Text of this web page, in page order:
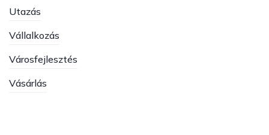
Utazás
Vállalkozás
Városfejlesztés
Vásárlás